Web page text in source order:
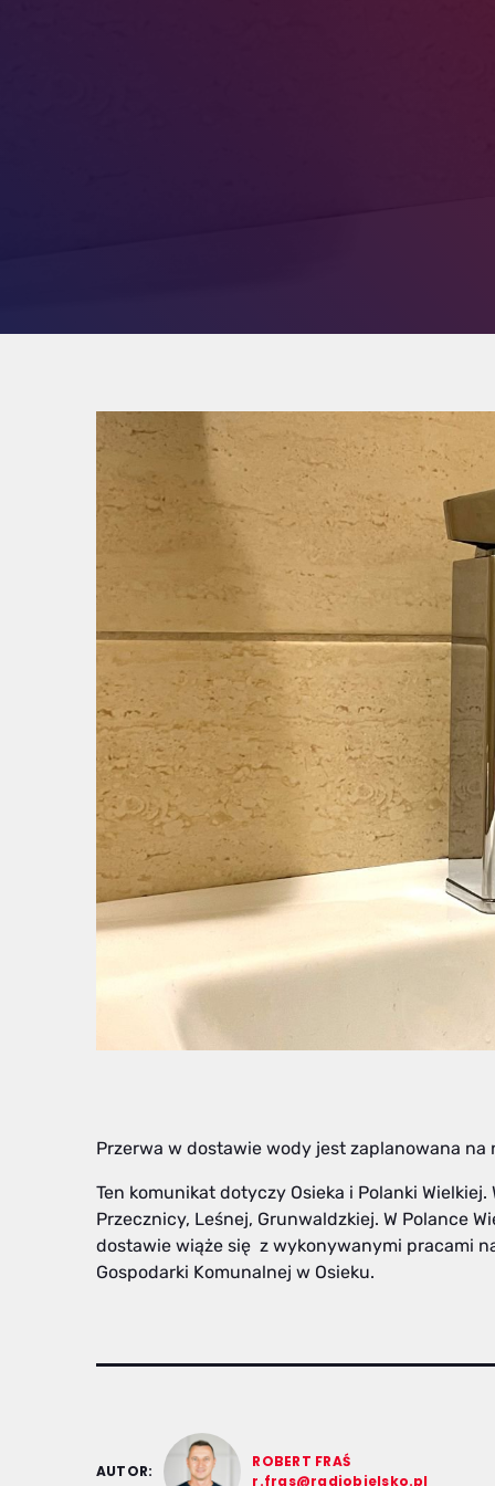
Przerwa w dostawie wody jest zaplanowana na
Ten komunikat dotyczy Osieka i Polanki
Przecznicy, Leśnej, Grunwaldzkiej. W Polance
dostawie wiąże się z wykonywanymi pracami
Gospodarki Komunalnej w Osieku.
AUTOR:
ROBERT FRAŚ
r.fras@radiobielsko.pl